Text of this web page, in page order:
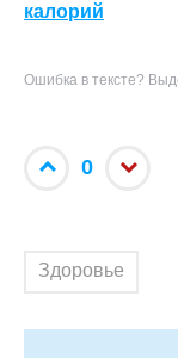
калорий
Ошибка в тексте?
0
Здоровье